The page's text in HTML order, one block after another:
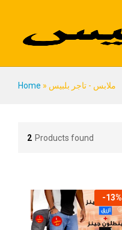
Home » ملابس - تاجر بلبيس
2 Products found
-13%